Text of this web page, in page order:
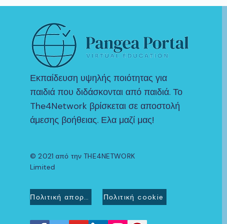
Εκπαίδευση υψηλής ποιότητας για
παιδιά που διδάσκονται από παιδιά. Το
The4Network βρίσκεται σε αποστολή
άμεσης βοήθειας. Ελα μαζί μας!
© 2021 από την THE4NETWORK
Limited
Πολιτική απορρήτου Πολιτική cookie